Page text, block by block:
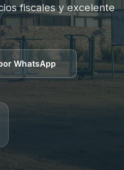
fiscales y excelente
WhatsApp